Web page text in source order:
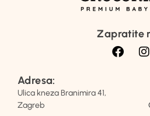
Zapratite
Adresa:
Ulica kneza Branimira 41,
Zagreb